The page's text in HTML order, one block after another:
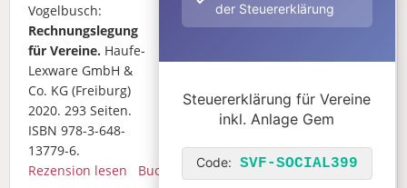
der Steuererklärung
Steuererklärung für Vereine
inkl. Anlage Gem
Code: SVF-SOCIAL399
Vogelbusch:
Rechnungslegung
für Vereine. Haufe-
Lexware GmbH &
Co. KG (Freiburg)
2020. 293 Seiten.
ISBN 978-3-648-
13779-6.
Rezension lesen
Buch bestellen